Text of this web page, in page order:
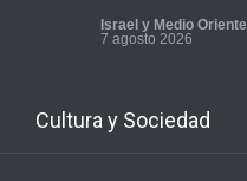
Israel y Medio Oriente
7 agosto 2026
Cultura y Sociedad